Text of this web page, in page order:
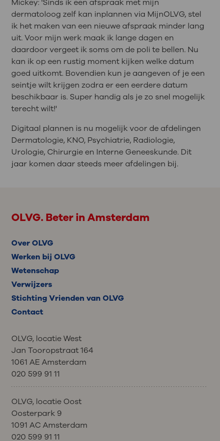
Mickey: 'Sinds ik een afspraak met mijn
dermatoloog zelf kan inplannen via MijnOLVG, stel
ik het maken van een nieuwe afspraak minder lang
uit. Voor mijn werk maak ik lange dagen en
daardoor vergeet ik soms om de poli te bellen. Nu
kan ik op een rustig moment kijken welke datum
goed uitkomt. Bovendien kun je aangeven of je een
seintje wilt krijgen zodra er een eerdere datum
beschikbaar is. Super handig als je zo snel mogelijk
terecht wilt!'
Digitaal plannen is nu mogelijk voor de afdelingen
Dermatologie, KNO, Psychiatrie, Radiologie,
Urologie, Chirurgie en Interne Geneeskunde. Dit
jaar komen daar steeds meer afdelingen bij.
OLVG. Beter in Amsterdam
Over OLVG
Werken bij OLVG
Wetenschap
Verwijzers
Stichting Vrienden van OLVG
Contact
OLVG, locatie West
Jan Tooropstraat 164
1061 AE Amsterdam
020 599 91 11
OLVG, locatie Oost
Oosterpark 9
1091 AC Amsterdam
020 599 91 11